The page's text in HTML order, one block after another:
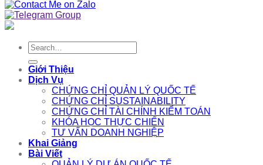
Search
for:
Giới Thiệu
Dịch Vụ
CHỨNG CHỈ QUẢN LÝ QUỐC TẾ
CHỨNG CHỈ SUSTAINABILITY
CHỨNG CHỈ TÀI CHÍNH KIỂM TOÁN
KHÓA HỌC THỰC CHIẾN
TƯ VẤN DOANH NGHIỆP
Khai Giảng
Bài Viết